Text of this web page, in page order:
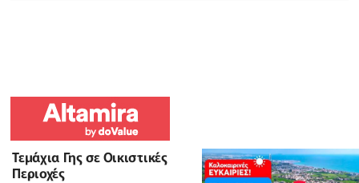
Τεμάχια Γης σε Οικιστικές
Περιοχές